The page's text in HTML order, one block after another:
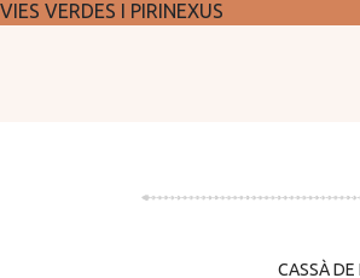
VIES VERDES I PIRINEXUS
CASSÀ DE